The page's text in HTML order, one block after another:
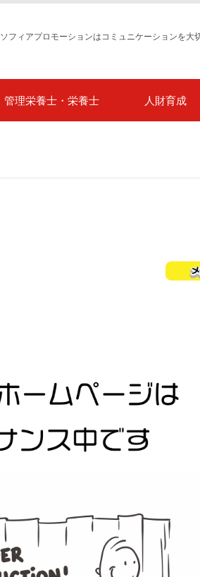
ソフィアプロモーションはコミュニケーションを大
管理栄養士・栄養士 人財育成